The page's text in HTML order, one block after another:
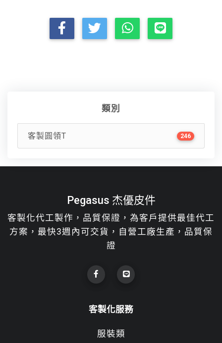
類別
客製圓領T 246
Pegasus 杰優皮件
客製化代工製作，品質保證，為客戶提供最佳代工
方案，最快3週內可交貨，自營工廠生產，品質保
證
客製化服務
服裝類